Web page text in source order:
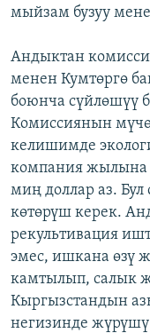
мыйзам бузуу
Андыктан
менен Кумтөргө
боюнча сүйлөшүү
Комиссиянын
келишимде
компания жылына
миң доллар аз.
көтөрүш керек.
рекультивация
эмес, ишкана өзү
камтылып, салык
Кыргызстандын
негизинде жүрүшү